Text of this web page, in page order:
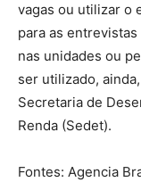
vagas ou utilizar o
para as
nas unidades ou
ser utilizado,
Secretaria de
Renda (Sedet).
Fontes: Agencia